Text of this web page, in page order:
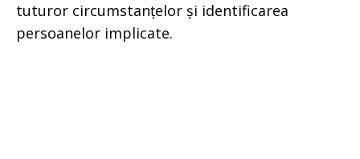
tuturor circumstanțelor și identificarea
persoanelor implicate.